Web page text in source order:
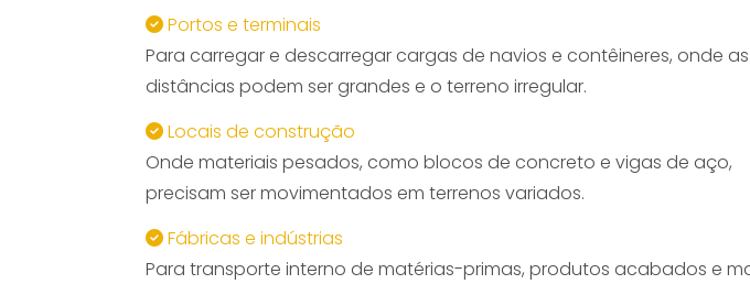
Portos e terminais
Para carregar e descarregar cargas de navios e contêineres, onde as
distâncias podem ser grandes e o terreno irregular.
Locais de construção
Onde materiais pesados, como blocos de concreto e vigas de aço,
precisam ser movimentados em terrenos variados.
Fábricas e indústrias
Para transporte interno de matérias-primas, produtos acabados e